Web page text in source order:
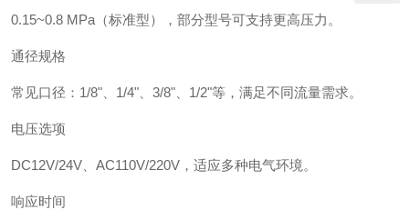
0.15~0.8 MPa（标准型），部分型号可支持更高压力。
通径规格
常见口径：1/8"、1/4"、3/8"、1/2"等，满足不同流量需求。
电压选项
DC12V/24V、AC110V/220V，适应多种电气环境。
响应时间